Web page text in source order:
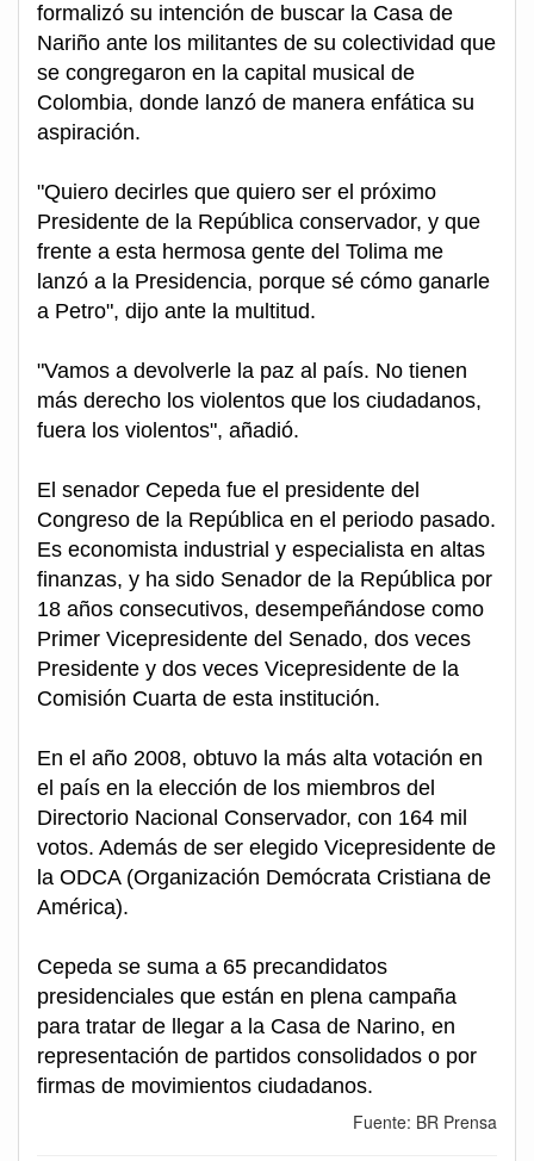
formalizó su intención de buscar la Casa de
Nariño ante los militantes de su colectividad que
se congregaron en la capital musical de
Colombia, donde lanzó de manera enfática su
aspiración.
"Quiero decirles que quiero ser el próximo
Presidente de la República conservador, y que
frente a esta hermosa gente del Tolima me
lanzó a la Presidencia, porque sé cómo ganarle
a Petro", dijo ante la multitud.
"Vamos a devolverle la paz al país. No tienen
más derecho los violentos que los ciudadanos,
fuera los violentos", añadió.
El senador Cepeda fue el presidente del
Congreso de la República en el periodo pasado.
Es economista industrial y especialista en altas
finanzas, y ha sido Senador de la República por
18 años consecutivos, desempeñándose como
Primer Vicepresidente del Senado, dos veces
Presidente y dos veces Vicepresidente de la
Comisión Cuarta de esta institución.
En el año 2008, obtuvo la más alta votación en
el país en la elección de los miembros del
Directorio Nacional Conservador, con 164 mil
votos. Además de ser elegido Vicepresidente de
la ODCA (Organización Demócrata Cristiana de
América).
Cepeda se suma a 65 precandidatos
presidenciales que están en plena campaña
para tratar de llegar a la Casa de Narino, en
representación de partidos consolidados o por
firmas de movimientos ciudadanos.
Fuente: BR Prensa